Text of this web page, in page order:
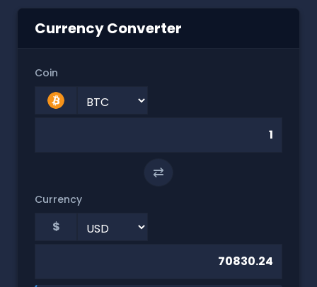
Currency Converter
Coin
⇄
Currency
$